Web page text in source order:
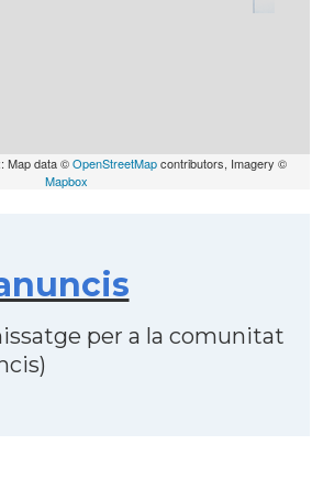
Map data ©OpenStreetMapcontributors, Imagery ©
Mapbox
per a la comunitat